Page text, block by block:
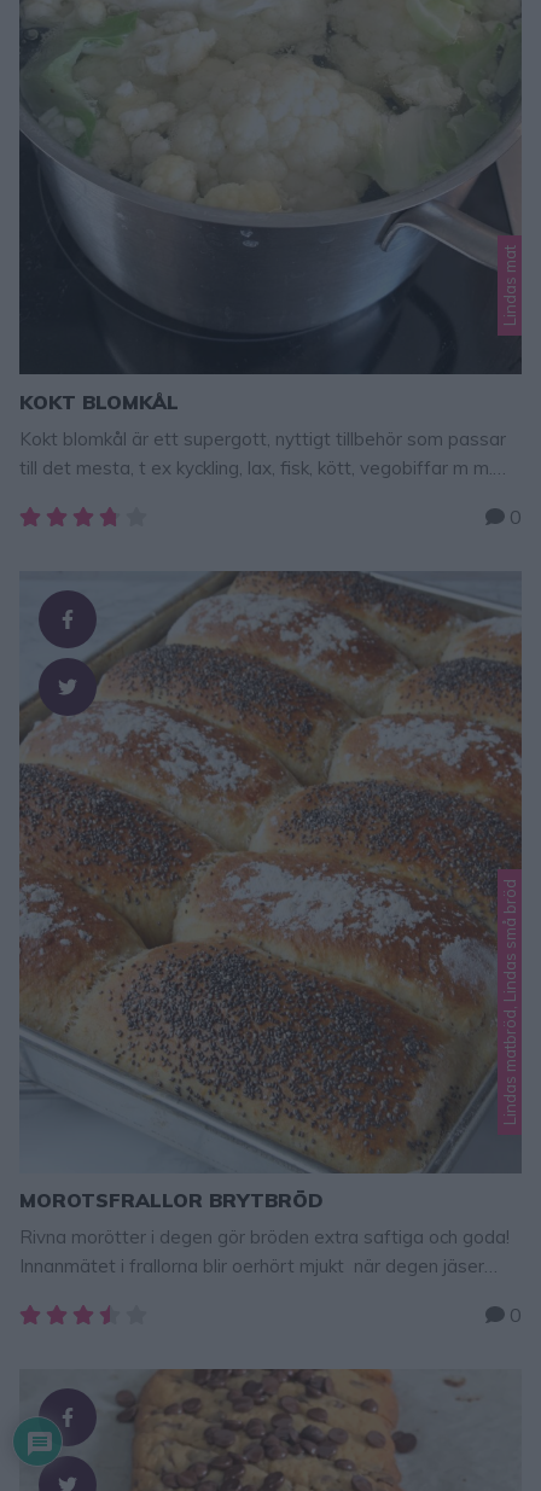
Lindas mat
KOKT BLOMKÅL
Kokt blomkål är ett supergott, nyttigt tillbehör som passar
till det mesta, t ex kyckling, lax, fisk, kött, vegobiffar m m.
du lagt upp den i en skål eller på tallriken, men det är gott 0
Lindas matbröd, Lindas små bröd
MOROTSFRALLOR BRYTBRÖD
Rivna morötter i degen gör bröden extra saftiga och goda!
Innanmätet i frallorna blir oerhört mjukt när degen jäser
jäst6 dl vatten eller mjölk, fingervarmt 3 msk rapsolja eller
rågsikt Garnering 1 ägg1 dl vallmofrön (eller andra valfria …
0